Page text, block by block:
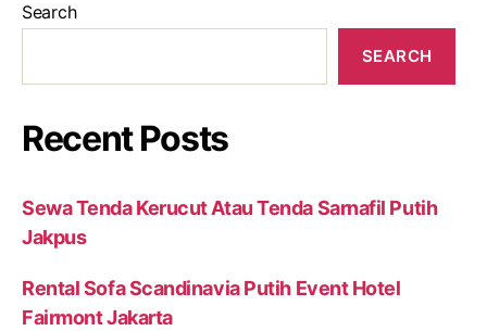
Search
SEARCH
Recent Posts
Sewa Tenda Kerucut Atau Tenda Sarnafil Putih
Jakpus
Rental Sofa Scandinavia Putih Event Hotel
Fairmont Jakarta